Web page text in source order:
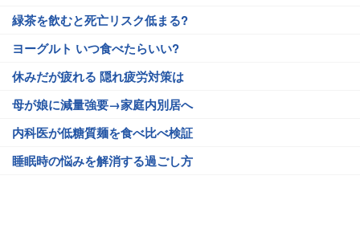
緑茶を飲むと死亡リスク低まる?
ヨーグルト いつ食べたらいい?
休みだが疲れる 隠れ疲労対策は
母が娘に減量強要→家庭内別居へ
内科医が低糖質麺を食べ比べ検証
睡眠時の悩みを解消する過ごし方